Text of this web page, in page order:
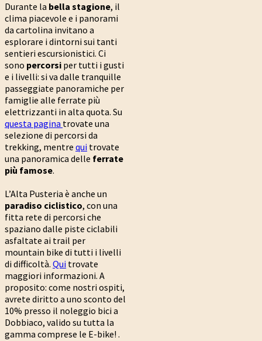
Durante la bella stagione, il
clima piacevole e i panorami
da cartolina invitano a
esplorare i dintorni sui tanti
sentieri escursionistici. Ci
sono percorsi per tutti i gusti
e i livelli: si va dalle tranquille
passeggiate panoramiche per
famiglie alle ferrate più
elettrizzanti in alta quota. Su
questa pagina trovate una
selezione di percorsi da
trekking, mentre qui trovate
una panoramica delle ferrate
più famose.
L’Alta Pusteria è anche un
paradiso ciclistico, con una
fitta rete di percorsi che
spaziano dalle piste ciclabili
asfaltate ai trail per
mountain bike di tutti i livelli
di difficoltà. Qui trovate
maggiori informazioni. A
proposito: come nostri ospiti,
avrete diritto a uno sconto del
10% presso il noleggio bici a
Dobbiaco, valido su tutta la
gamma comprese le E-bike! .